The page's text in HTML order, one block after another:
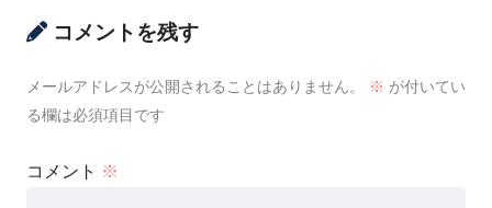
コメントを残す
メールアドレスが公開されることはありません。 ※ が付いてい
る欄は必須項目です
コメント ※